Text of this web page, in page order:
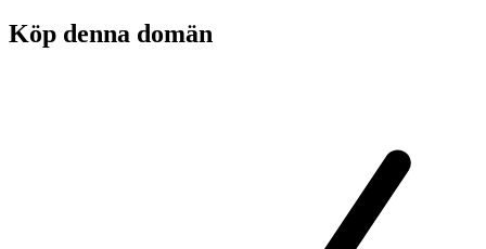
Köp denna domän